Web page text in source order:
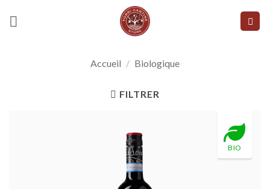
Accueil / Biologique
FILTRER
BIO